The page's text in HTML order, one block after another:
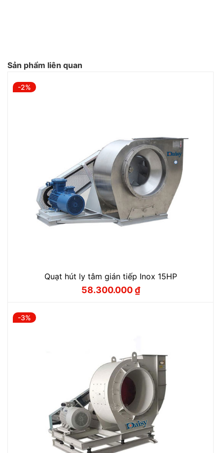
Sản phẩm liên quan
-2%
Quạt hút ly tâm gián tiếp Inox 15HP
Giá
58.300.000₫
Giá
-3%